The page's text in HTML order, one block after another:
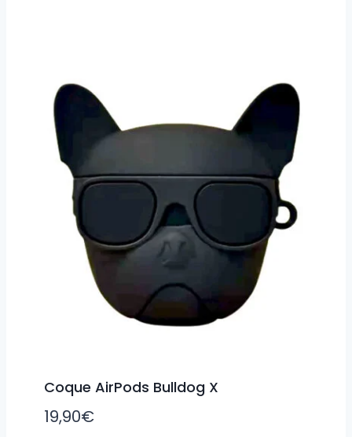
Coque AirPods Bulldog X
19,90€